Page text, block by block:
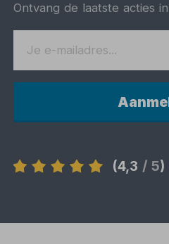
Ontvang de laatste acties
(4,3 / 5)